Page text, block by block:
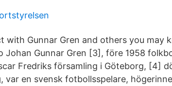
with Gunnar Gren and others you may
Johan Gunnar Gren [3], före 1958
Fredriks församling i Göteborg, [4]
var en svensk fotbollsspelare,